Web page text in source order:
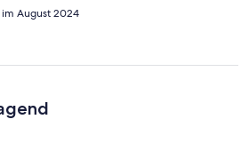
August 2024